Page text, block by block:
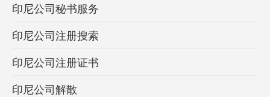
印尼公司秘书服务
印尼公司注册搜索
印尼公司注册证书
印尼公司解散